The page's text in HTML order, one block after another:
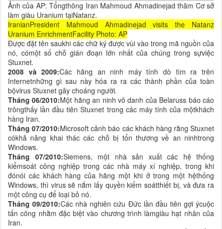
Ảnh của AP: Tổngthông Iran Mahmoud Ahmadinejad thăm Cơ sở
làm giàu Uranium tạiNatanz.
IranianPresident Mahmoud Ahmadinejad visits the Natanz
Uranium EnrichmentFacility Photo: AP
Được đặt tên saukhi các chữ ký được vùi vào trong mã nguồn của
nó, cómột số chỗ gián đoạn lớn nhất của chúng trong sựviệc
Stuxnet.
2008 và 2009:Các hãng an ninh máy tính dò tìm ra trên
Internetnhững gì sau này hóa ra ra các thành phần của toàn
bộvirus Stuxnet gây choáng người.
Tháng 06/2010:Một hãng an ninh vô danh của Belaruss báo cáo
trôngthấy lần đầu tiên Stuxnet trong các máy tính của mộtkhách
hàng Iran.
Tháng 07/2010:Microsoft cảnh báo các khách hàng rằng Stuxnet
cókhả năng khai thác các chỗ bị tổn thương về an ninhtrong
Windows.
Tháng 07/2010:Siemens, một nhà sản xuất các hệ thống
kiểmsoát công nghiệp trong các nhà máy xí nghiệp, trong khi
đónói các khách hàng của hãng một khi ở trong một hệthống
Windows, thì virus sẽ nắm lấy quyền kiểm soátthiết bị, và đưa ra
một công cụ để loại bỏ nó.
Tháng 09/2010:Các nhà nghiên cứu Đức lần đầu tiên gợi ýcuộc
tấn công nhằm đặc biệt vào chương trình làmgiàu hạt nhân của
Iran.